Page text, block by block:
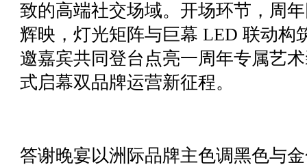
致的高端社交场域。开场环节，周
辉映，灯光矩阵与巨幕 LED 联动构
邀嘉宾共同登台点亮一周年专属艺
式启幕双品牌运营新征程。
答谢晚宴以洲际品牌主色调黑色与